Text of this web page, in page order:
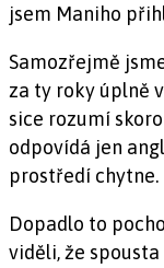
jsem Maniho
Samozřejmě
za ty roky úplně
sice rozumí
odpovídá jen
prostředí chytne.
Dopadlo to
viděli, že